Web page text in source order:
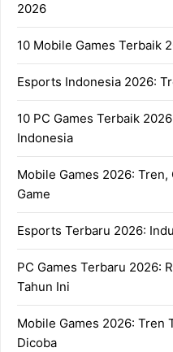
2026
10 Mobile Games Terbaik
Esports Indonesia 2026:
10 PC Games Terbaik
Indonesia
Mobile Games 2026:
Game
Esports Terbaru 2026:
PC Games Terbaru 2026:
Tahun Ini
Mobile Games 2026: Tren
Dicoba